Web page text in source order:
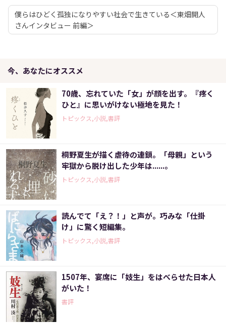
僕らはひどく孤独になりやすい社会で生きている＜東畑開人
さんインタビュー 前編＞
今、あなたにオススメ
70歳、忘れていた「女」が顔を出す。『疼く
ひと』に思いがけない極地を見た！
トピックス,小説,書評
桐野夏生が描く虐待の連鎖。「母親」という
牢獄から脱け出した少年は......。
トピックス,小説,書評
読んでて「え？！」と声が。巧みな「仕掛
け」に驚く短編集。
トピックス,小説,書評
1507年、宴席に「妓生」をはべらせた日本人
がいた！
書評